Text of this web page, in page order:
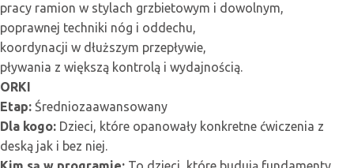
pracy ramion w stylach grzbietowym i dowolnym,
poprawnej techniki nóg i oddechu,
koordynacji w dłuższym przepływie,
pływania z większą kontrolą i wydajnością.
ORKI
Etap: Średniozaawansowany
Dla kogo: Dzieci, które opanowały konkretne ćwiczenia z
deską jak i bez niej.